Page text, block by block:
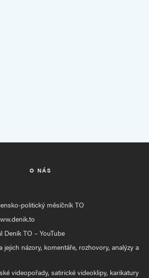
O NÁS
politický měsíčník TO
Deník TO – YouTube
názory, komentáře, rozhovory, analýzy a
videopořady, satirické videoklipy, karikatury